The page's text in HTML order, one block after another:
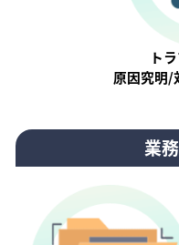
ト
原因究明/
業